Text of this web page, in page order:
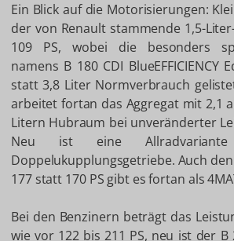
Ein Blick auf die Motorisierungen:
der von Renault stammende 1,5-
109 PS, wobei die besonders
namens B 180 CDI
statt 3,8 Liter Normverbrauch
arbeitet fortan das Aggregat mit 2,1
Litern Hubraum bei unveränderter
Neu ist eine
Doppelukupplungsgetriebe. Auch
177 statt 170 PS gibt es fortan als
Bei den Benzinern beträgt das
wie vor 122 bis 211 PS, neu ist der B